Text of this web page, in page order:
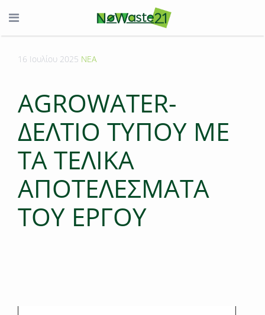
16 Ιουλίου 2025 ΝΕΑ
AGROWATER-
ΔΕΛΤΙΟ ΤΥΠΟΥ ΜΕ
ΤΑ ΤΕΛΙΚΑ
ΑΠΟΤΕΛΕΣΜΑΤΑ
ΤΟΥ ΕΡΓΟΥ